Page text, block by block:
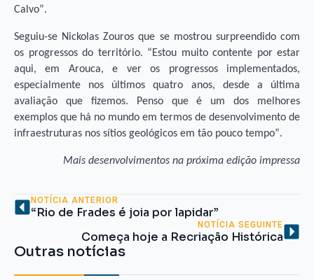
Calvo”.
Seguiu-se Nickolas Zouros que se mostrou surpreendido com
os progressos do território. “Estou muito contente por estar
aqui, em Arouca, e ver os progressos implementados,
especialmente nos últimos quatro anos, desde a última
avaliação que fizemos. Penso que é um dos melhores
exemplos que há no mundo em termos de desenvolvimento de
infraestruturas nos sítios geológicos em tão pouco tempo”.
Mais desenvolvimentos na próxima edição impressa
NOTÍCIA ANTERIOR
“Rio de Frades é joia por lapidar”
NOTÍCIA SEGUINTE
Começa hoje a Recriação Histórica
Outras notícias